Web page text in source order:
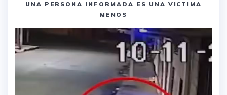
UNA PERSONA INFORMADA ES UNA VICTIMA
MENOS
Reproductor
de
vídeo